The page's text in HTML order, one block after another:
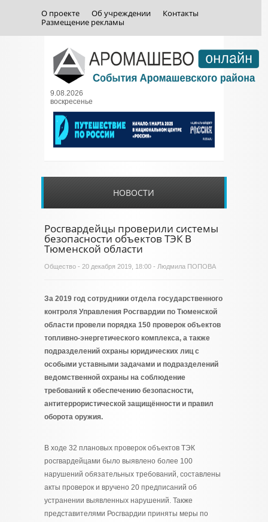
О проекте Об учреждении
Контакты
Размещение рекламы
9.08.2026
воскресенье
НОВОСТИ
Росгвардейцы проверили системы
безопасности объектов ТЭК В
Тюменской области
Общество - 20 декабря 2019, 18:00 - Людмила ПОПОВА
За 2019 год сотрудники отдела государственного
контроля Управления Росгвардии по Тюменской
области провели порядка 150 проверок объектов
топливно-энергетического комплекса, а также
подразделений охраны юридических лиц с
особыми уставными задачами и подразделений
ведомственной охраны на соблюдение
требований к обеспечению безопасности,
антитеррористической защищённости и правил
оборота оружия.
В ходе 32 плановых проверок объектов ТЭК
росгвардейцами было выявлено более 100
нарушений обязательных требований, составлены
акты проверок и вручено 20 предписаний об
устранении выявленных нарушений. Также
представителями Росгвардии приняты меры по